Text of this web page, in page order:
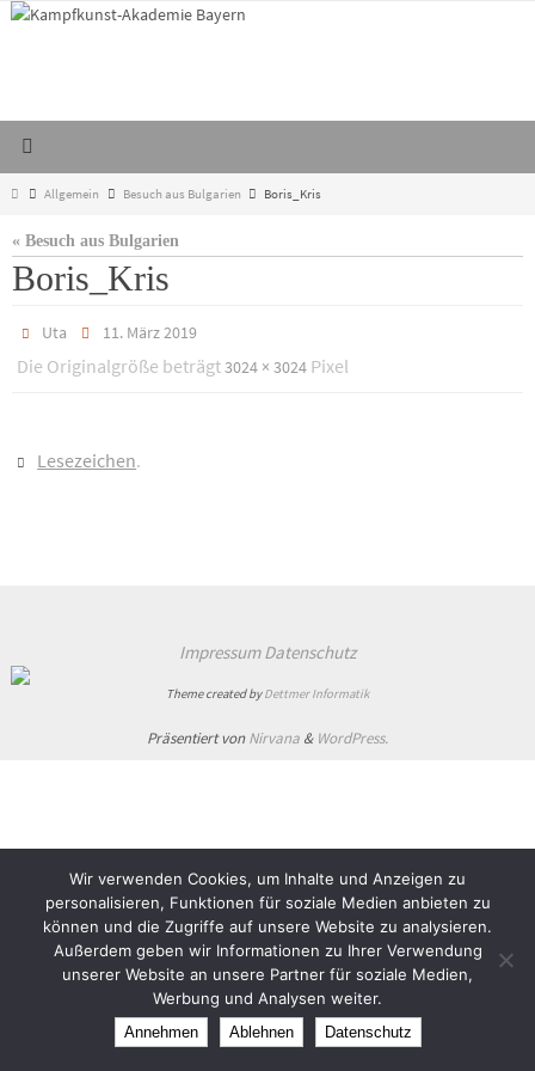
Zum
StartAllgemein Besuch aus Bulgarien Boris_Kris
« Besuch aus Bulgarien
Boris_Kris
Uta 11. März 2019
Die Originalgröße beträgt3024 × 3024 Pixel
Lesezeichen.
Impressum Datenschutz
Theme created byDettmer Informatik
Präsentiert vonNirvana & WordPress.
Wir verwenden Cookies, um Inhalte und Anzeigen zu
personalisieren, Funktionen für soziale Medien anbieten zu
können und die Zugriffe auf unsere Website zu analysieren.
Außerdem geben wir Informationen zu Ihrer Verwendung
unserer Website an unsere Partner für soziale Medien,
Werbung und Analysen weiter.
Annehmen Ablehnen Datenschutz